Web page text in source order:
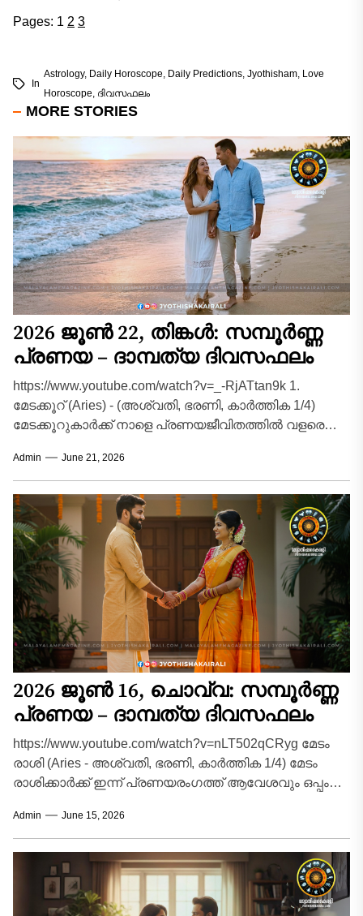
Pages: 1 2 3
In
Astrology, Daily Horoscope, Daily Predictions, Jyothisham, Love
Horoscope, ദിവസഫലം
MORE STORIES
2026 ജൂൺ 22, തിങ്കൾ: സമ്പൂർണ്ണ
പ്രണയ – ദാമ്പത്യ ദിവസഫലം
https://www.youtube.com/watch?v=_-RjATtan9k 1.
മേടക്കൂറ് (Aries) - (അശ്വതി, ഭരണി, കാർത്തിക 1/4)
മേടക്കൂറുകാർക്ക് നാളെ പ്രണയജീവിതത്തിൽ വളരെ
പങ്കാളിയുമായി ദീർഘനാളായി നിലനിന്നിരുന്ന...
Admin June 21, 2026
2026 ജൂൺ 16, ചൊവ്വ: സമ്പൂർണ്ണ
പ്രണയ – ദാമ്പത്യ ദിവസഫലം
https://www.youtube.com/watch?v=nLT502qCRyg മേടം
രാശി (Aries - അശ്വതി, ഭരണി, കാർത്തിക 1/4) മേടം
രാശിക്കാർക്ക് ഇന്ന് പ്രണയരംഗത്ത് ആവേശവും ഒപ്പം
രാശിനാഥനായ...
Admin June 15, 2026